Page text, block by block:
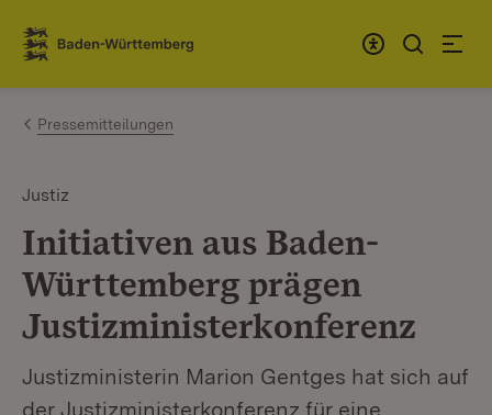
Zum Inhalt springen
Link zur Startseite
Pressemitteilungen
Justiz
Initiativen aus Baden-
Württemberg prägen
Justizministerkonferenz
Justizministerin Marion Gentges hat sich auf
der Justizministerkonferenz für eine